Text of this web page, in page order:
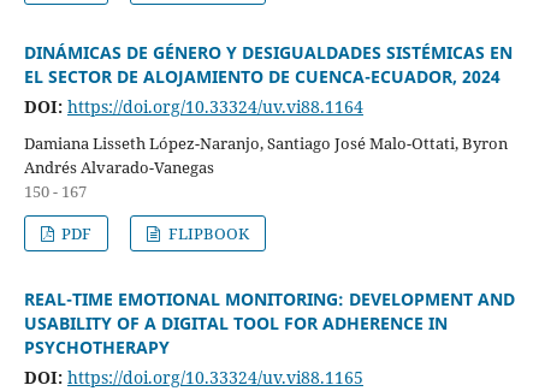
DINÁMICAS DE GÉNERO Y DESIGUALDADES SISTÉMICAS EN
EL SECTOR DE ALOJAMIENTO DE CUENCA-ECUADOR, 2024
DOI: https://doi.org/10.33324/uv.vi88.1164
Damiana Lisseth López-Naranjo, Santiago José Malo-Ottati, Byron
Andrés Alvarado-Vanegas
150 - 167
PDF
FLIPBOOK
REAL-TIME EMOTIONAL MONITORING: DEVELOPMENT AND
USABILITY OF A DIGITAL TOOL FOR ADHERENCE IN
PSYCHOTHERAPY
DOI: https://doi.org/10.33324/uv.vi88.1165